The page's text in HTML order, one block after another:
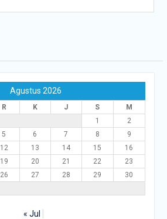
Agustus 2026
R K J S
M
1
2
5 6 7 8
9
12 13 14 15
16
19 20 21 22
23
26 27 28 29
30
« Jul